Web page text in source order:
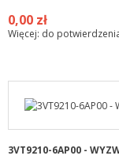
0,00 zł
Więcej: do
3VT9210-6AP00 -